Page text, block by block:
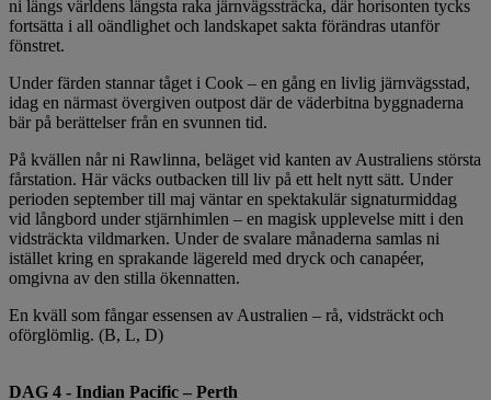
ni längs världens längsta raka järnvägssträcka, där horisonten tycks
fortsätta i all oändlighet och landskapet sakta förändras utanför
fönstret.
Under färden stannar tåget i Cook – en gång en livlig järnvägsstad,
idag en närmast övergiven outpost där de väderbitna byggnaderna
bär på berättelser från en svunnen tid.
På kvällen når ni Rawlinna, beläget vid kanten av Australiens största
fårstation. Här väcks outbacken till liv på ett helt nytt sätt. Under
perioden september till maj väntar en spektakulär signaturmiddag
vid långbord under stjärnhimlen – en magisk upplevelse mitt i den
vidsträckta vildmarken. Under de svalare månaderna samlas ni
istället kring en sprakande lägereld med dryck och canapéer,
omgivna av den stilla ökennatten.
En kväll som fångar essensen av Australien – rå, vidsträckt och
oförglömlig. (B, L, D)
DAG 4 - Indian Pacific – Perth